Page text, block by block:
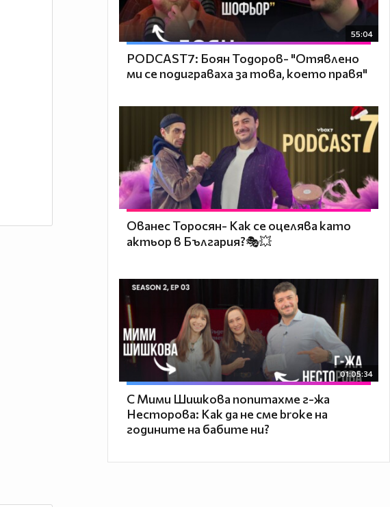
55:04
PODCAST7: ‪Боян Тодоров- "Отявлено
ми се подиграваха за това, което правя"
Ованес Торосян- Как се оцелява като
актьор в България?🎭💥
01:05:34
С Мими Шишкова попитахме г-жа
Несторова: Как да не сме broke на
годините на бабите ни?